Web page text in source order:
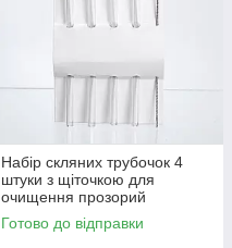
Набір скляних трубочок 4
штуки з щіточкою для
очищення прозорий
екологічні соломинки для
коктейлів напоїв HP-34-98
Готово до відправки